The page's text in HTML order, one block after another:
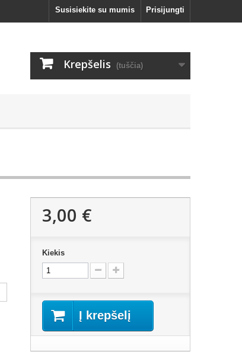
Prisijungti
Susisiekite su mumis
Krepšelis (tuščia)
3,00 €
Kiekis
Į krepšelį